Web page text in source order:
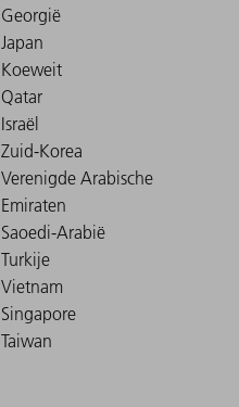
Georgië
Japan
Koeweit
Qatar
Israël
Zuid-Korea
Verenigde Arabische
Emiraten
Saoedi-Arabië
Turkije
Vietnam
Singapore
Taiwan